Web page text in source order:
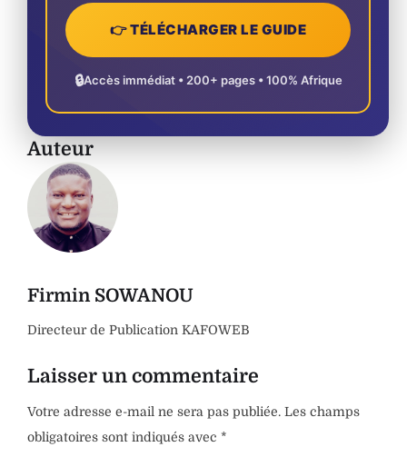
👉 TÉLÉCHARGER LE GUIDE
🔒Accès immédiat • 200+ pages • 100% Afrique
Auteur
Firmin SOWANOU
Directeur de Publication KAFOWEB
Laisser un commentaire
Votre adresse e-mail ne sera pas publiée. Les champs
obligatoires sont indiqués avec *